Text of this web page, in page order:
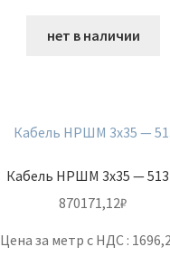
нет в наличии
Кабель НРШМ 3х35 —
870171,12₽
Цена за метр с НДС :